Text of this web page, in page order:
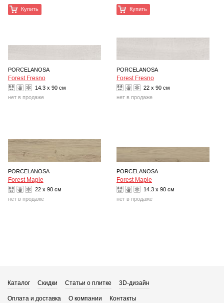
Купить Купить
PORCELANOSA
Forest Fresno
14.3 x 90 см
нет в продаже
PORCELANOSA
Forest Fresno
22 x 90 см
нет в продаже
PORCELANOSA
Forest Maple
22 x 90 см
нет в продаже
PORCELANOSA
Forest Maple
14.3 x 90 см
нет в продаже
Каталог Скидки Статьи о плитке 3D-дизайн
Оплата и доставка О компании Контакты